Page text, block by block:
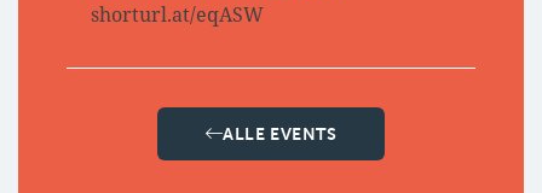
shorturl.at/eqASW
ALLE EVENTS